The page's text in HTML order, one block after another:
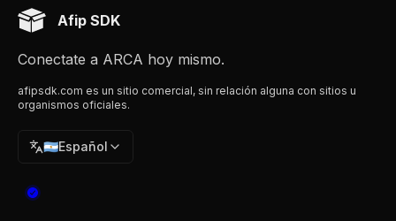
Afip SDK
Conectate a ARCA hoy mismo.
afipsdk.com es un sitio comercial, sin relación alguna con sitios u
organismos oficiales.
🇦🇷Español